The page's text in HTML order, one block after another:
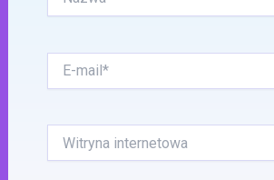
mail*
internetowa